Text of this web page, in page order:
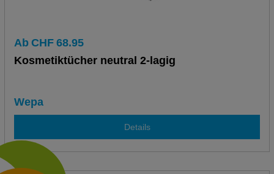
Ab CHF 68.95
Kosmetiktücher neutral 2-lagig
Wepa
Details